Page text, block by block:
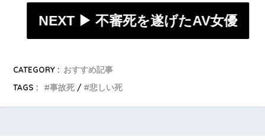
NEXT ▶︎不審死を遂げたAV女優
CATEGORY : おすすめ記事
TAGS :
事故死 悲しい死